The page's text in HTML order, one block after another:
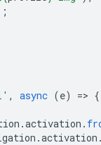
, async (e) => {
.activation .
.activation